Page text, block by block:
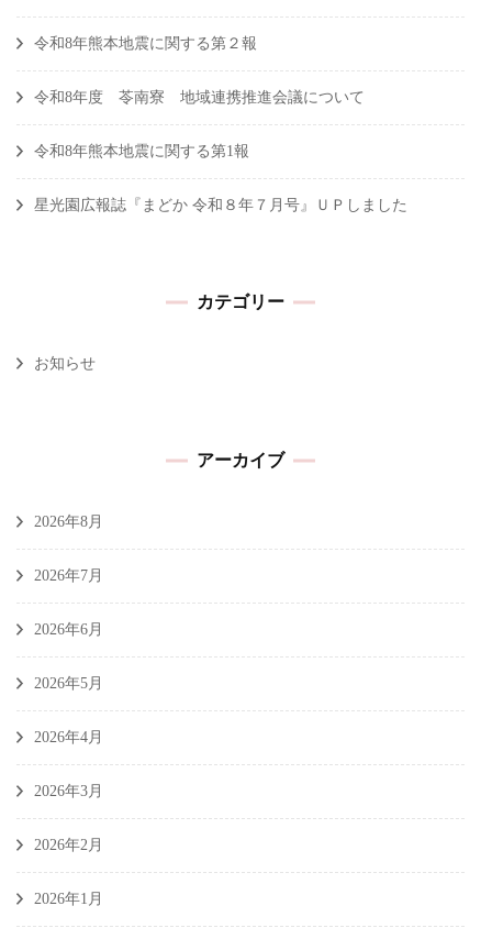
令和8年熊本地震に関する第２報
令和8年度 苓南寮 地域連携推進会議について
令和8年熊本地震に関する第1報
星光園広報誌『まどか 令和８年７月号』ＵＰしました
カテゴリー
お知らせ
アーカイブ
2026年8月
2026年7月
2026年6月
2026年5月
2026年4月
2026年3月
2026年2月
2026年1月